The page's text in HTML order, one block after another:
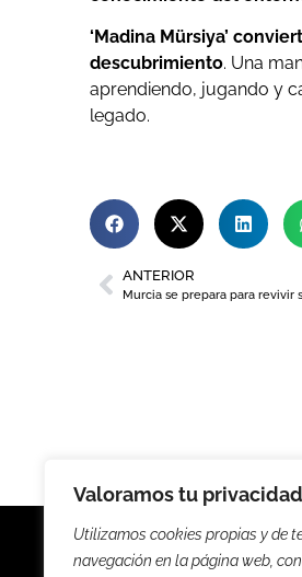
Valoramos tu privacidad
Utilizamos cookies propias y de
navegación en la página web,
‘Madina Mürsiya’
descubrimiento. Una
aprendiendo, jugando y
legado.
ANTERIOR